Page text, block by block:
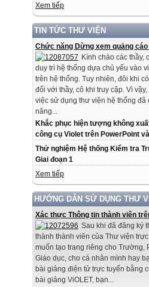
Xem tiếp
TIN TỨC THƯ VIỆN
Chức năng Dừng xem quảng
Kính chào các thầy,
duy trì hệ thống dựa chủ yếu vào
trên hệ thống. Tuy nhiên, đôi khi
đối với thầy, cô khi truy cập. Vì
việc sử dụng thư viện hệ thống đã
năng...
Khắc phục hiện tượng không
công cụ Violet trên PowerPoint
Thử nghiệm Hệ thống Kiểm tra
Giai đoạn 1
Xem tiếp
HƯỚNG DẪN SỬ DỤNG THƯ
Xác thực Thông tin thành viên
Sau khi đã đăng ký
thành thành viên của Thư viện
muốn tạo trang riêng cho Trường,
Giáo dục, cho cá nhân mình hay
bài giảng điện tử trực tuyến bằng
bài giảng ViOLET, bạn...